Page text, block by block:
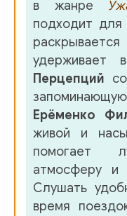
в жанре
подходит
удерживает
Перцепций
Ерёменко
живой и
помогает
атмосферу и
Слушать
время